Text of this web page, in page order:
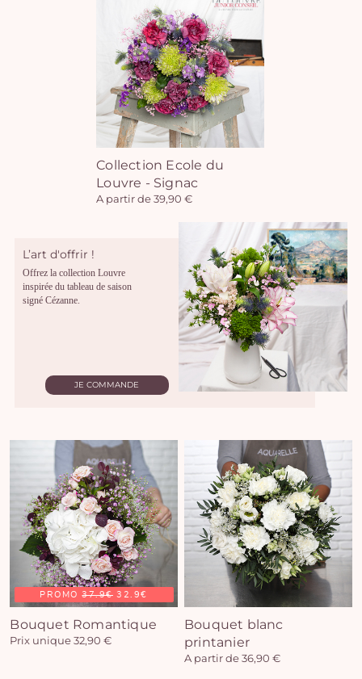
Collection Ecole du
Louvre - Signac
A partir de 39,90 €
L’art d'offrir !
Offrez la collection Louvre
inspirée du tableau de saison
signé Cézanne.
JE COMMANDE
PROMO37.9€32.9€
Bouquet Romantique
Prix unique 32,90 €
Bouquet blanc
printanier
A partir de 36,90 €